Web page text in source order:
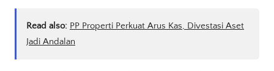
Read also: PP Properti Perkuat Arus Kas, Divestasi Aset
Jadi Andalan